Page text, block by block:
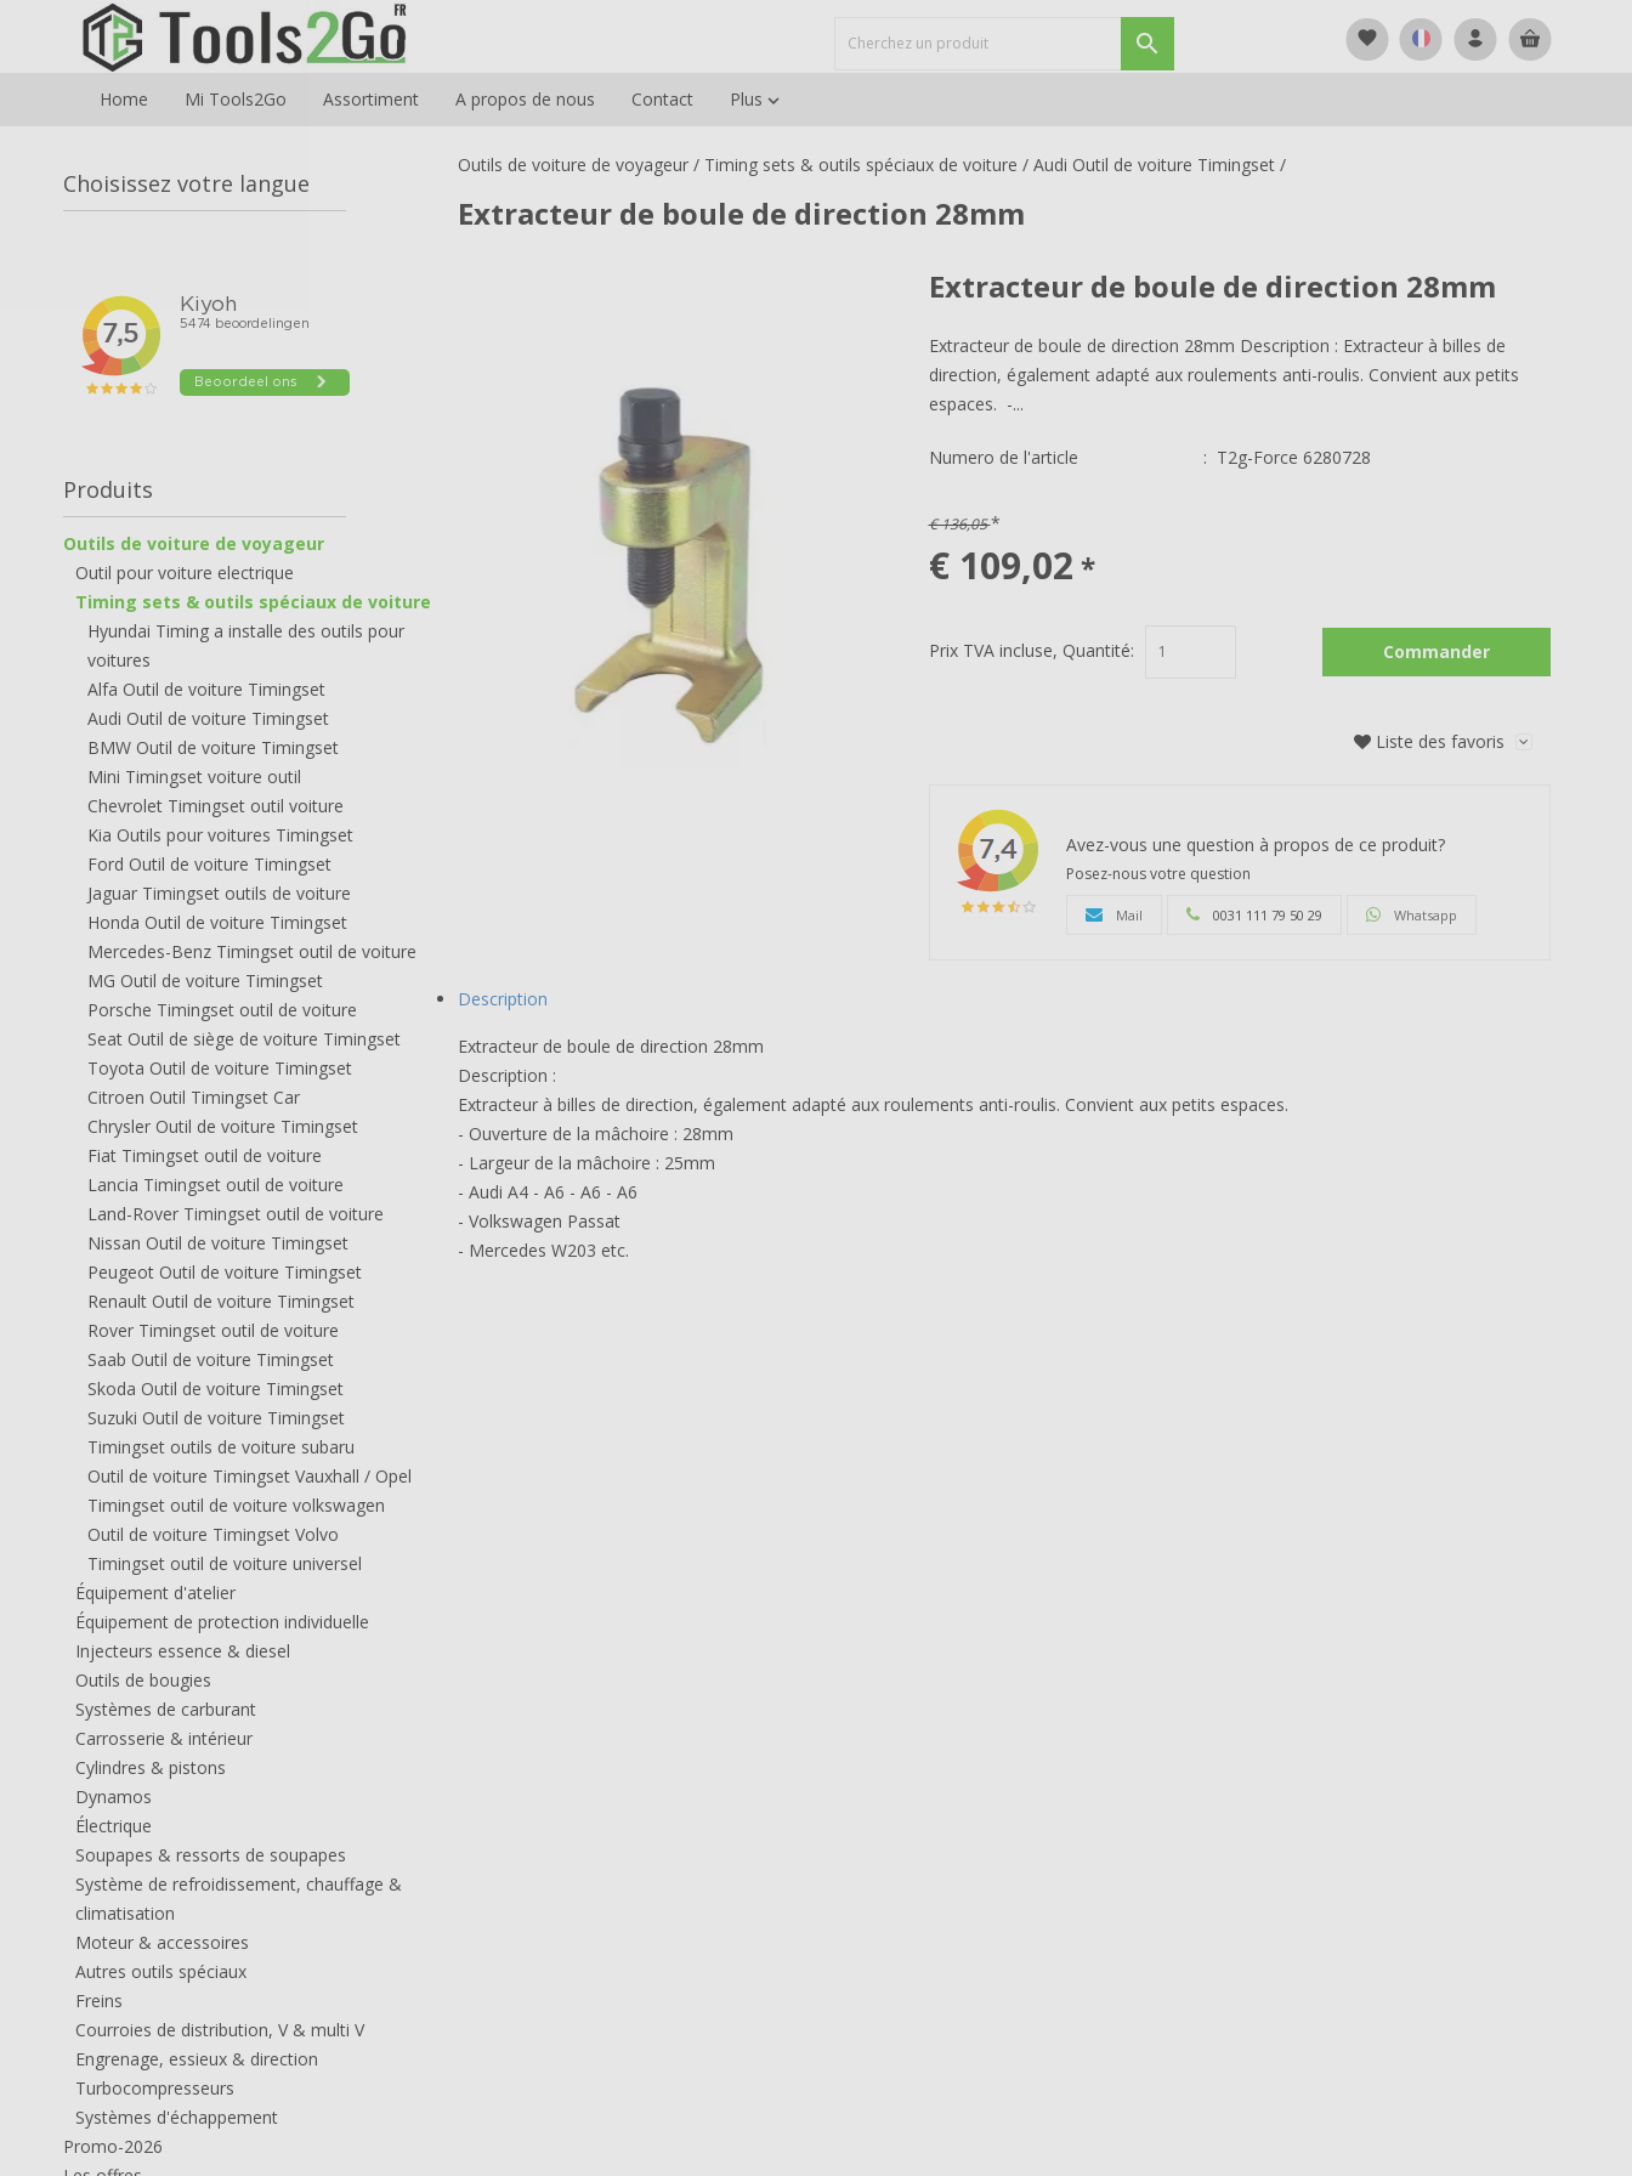
favorite

Home Mi Tools2Go Assortiment A propos de nous Contact Plus 
Choisissez votre langue
Produits
Outils de voiture de voyageur
Outil pour voiture electrique
Timing sets & outils spéciaux de voiture
Hyundai Timing a installe des outils pour
voitures
Alfa Outil de voiture Timingset
Audi Outil de voiture Timingset
BMW Outil de voiture Timingset
Mini Timingset voiture outil
Chevrolet Timingset outil voiture
Kia Outils pour voitures Timingset
Ford Outil de voiture Timingset
Jaguar Timingset outils de voiture
Honda Outil de voiture Timingset
Mercedes-Benz Timingset outil de voiture
MG Outil de voiture Timingset
Porsche Timingset outil de voiture
Seat Outil de siège de voiture Timingset
Toyota Outil de voiture Timingset
Citroen Outil Timingset Car
Chrysler Outil de voiture Timingset
Fiat Timingset outil de voiture
Lancia Timingset outil de voiture
Land-Rover Timingset outil de voiture
Nissan Outil de voiture Timingset
Peugeot Outil de voiture Timingset
Renault Outil de voiture Timingset
Rover Timingset outil de voiture
Saab Outil de voiture Timingset
Skoda Outil de voiture Timingset
Suzuki Outil de voiture Timingset
Timingset outils de voiture subaru
Outil de voiture Timingset Vauxhall / Opel
Timingset outil de voiture volkswagen
Outil de voiture Timingset Volvo
Timingset outil de voiture universel
Équipement d'atelier
Équipement de protection individuelle
Injecteurs essence & diesel
Outils de bougies
Systèmes de carburant
Carrosserie & intérieur
Cylindres & pistons
Dynamos
Électrique
Soupapes & ressorts de soupapes
Système de refroidissement, chauffage &
climatisation
Moteur & accessoires
Autres outils spéciaux
Freins
Courroies de distribution, V & multi V
Engrenage, essieux & direction
Turbocompresseurs
Systèmes d'échappement
Promo-2026
Outils de voiture de voyageur / Timing sets & outils spéciaux de voiture / Audi Outil de voiture Timingset /
Extracteur de boule de direction 28mm
Extracteur de boule de direction 28mm
Extracteur de boule de direction 28mm Description : Extracteur à billes de
direction, également adapté aux roulements anti-roulis. Convient aux petits
espaces. -...
Numero de l'article : T2g-Force 6280728
€ 136,05*
€ 109,02 *
Prix TVA incluse, Quantité: Commander
Liste des favoris
Avez-vous une question à propos de ce produit?
Posez-nous votre question
Mail 0031 111 79 50 29 Whatsapp
Description
Extracteur de boule de direction 28mm
Description :
Extracteur à billes de direction, également adapté aux roulements anti-roulis. Convient aux petits espaces.
- Ouverture de la mâchoire : 28mm
- Largeur de la mâchoire : 25mm
- Audi A4 - A6 - A6 - A6
- Volkswagen Passat
- Mercedes W203 etc.